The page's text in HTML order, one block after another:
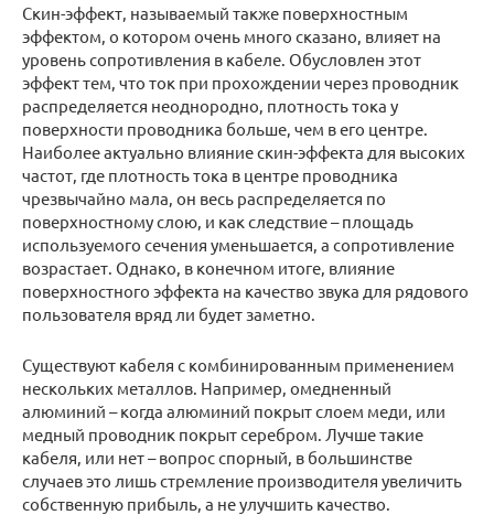
Скин-эффект, называемый также поверхностным
эффектом, о котором очень много сказано, влияет на
уровень сопротивления в кабеле. Обусловлен этот
эффект тем, что ток при прохождении через проводник
распределяется неоднородно, плотность тока у
поверхности проводника больше, чем в его центре.
Наиболее актуально влияние скин-эффекта для высоких
частот, где плотность тока в центре проводника
чрезвычайно мала, он весь распределяется по
поверхностному слою, и как следствие – площадь
используемого сечения уменьшается, а сопротивление
возрастает. Однако, в конечном итоге, влияние
поверхностного эффекта на качество звука для рядового
пользователя вряд ли будет заметно.
Существуют кабеля с комбинированным применением
нескольких металлов. Например, омедненный
алюминий – когда алюминий покрыт слоем меди, или
медный проводник покрыт серебром. Лучше такие
кабеля, или нет – вопрос спорный, в большинстве
случаев это лишь стремление производителя увеличить
собственную прибыль, а не улучшить качество.